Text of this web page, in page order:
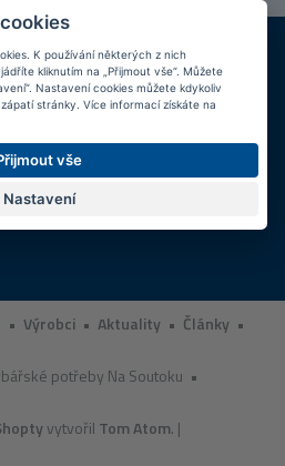
KAMENNÉ PRODEJNY
Jsme na trhu více než 10 let
my vás budeme informovat
• Výrobci • Aktuality • Články •
potřeby Na Soutoku •
vytvořil Tom Atom. |
K používání některých z nich
kliknutím na „Přijmout vše“. Můžete
Nastavení cookies můžete kdykoliv
stránky. Více informací získáte na
vše
Nastavení